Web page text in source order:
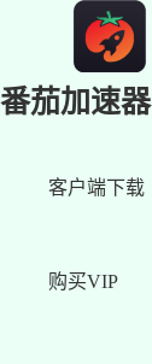
番茄加速器
客户端下载
购买VIP